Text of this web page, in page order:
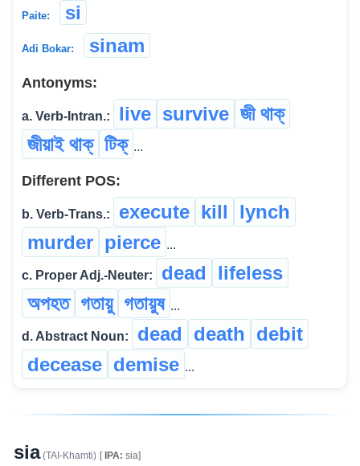
Paite: si
Adi Bokar: sinam
Antonyms:
a. Verb-Intran.: live survive জী থাক্
জীয়াই থাক্ টিক্ ...
Different POS:
b. Verb-Trans.: execute kill
lynch
murder pierce ...
c. Proper Adj.-Neuter: dead
lifeless
অপহত গতায়ু গতায়ুষ ...
d. Abstract Noun: dead death debit
decease demise ...
sia(TAI-Khamti) [IPA: sia]